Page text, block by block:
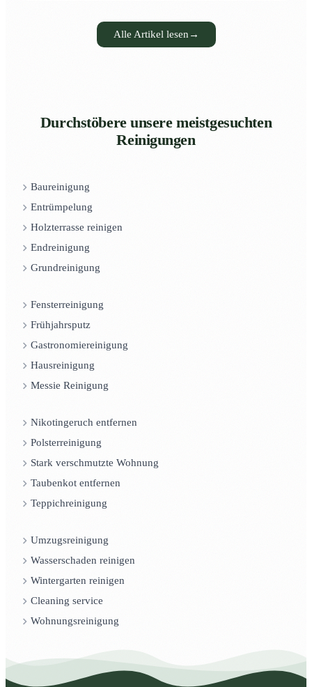
Alle Artikel lesen →
Durchstöbere unsere meistgesuchten
Reinigungen
Baureinigung
Entrümpelung
Holzterrasse reinigen
Endreinigung
Grundreinigung
Fensterreinigung
Frühjahrsputz
Gastronomiereinigung
Hausreinigung
Messie Reinigung
Nikotingeruch entfernen
Polsterreinigung
Stark verschmutzte Wohnung
Taubenkot entfernen
Teppichreinigung
Umzugsreinigung
Wasserschaden reinigen
Wintergarten reinigen
Cleaning service
Wohnungsreinigung